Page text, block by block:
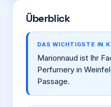
Überblick
DAS WICHTIGSTE IN
Marionnaud ist Ihr
Perfumery in
Passage.